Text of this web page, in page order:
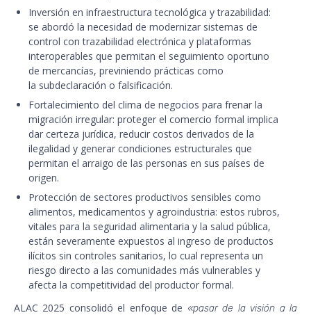
Inversión en infraestructura tecnológica y trazabilidad:
se abordó la necesidad de modernizar sistemas de
control con trazabilidad electrónica y plataformas
interoperables que permitan el seguimiento oportuno
de mercancías, previniendo prácticas como
la subdeclaración o falsificación.
Fortalecimiento del clima de negocios para frenar la
migración irregular: proteger el comercio formal implica
dar certeza jurídica, reducir costos derivados de la
ilegalidad y generar condiciones estructurales que
permitan el arraigo de las personas en sus países de
origen.
Protección de sectores productivos sensibles como
alimentos, medicamentos y agroindustria: estos rubros,
vitales para la seguridad alimentaria y la salud pública,
están severamente expuestos al ingreso de productos
ilícitos sin controles sanitarios, lo cual representa un
riesgo directo a las comunidades más vulnerables y
afecta la competitividad del productor formal.
ALAC 2025 consolidó el enfoque de «pasar de la visión a la